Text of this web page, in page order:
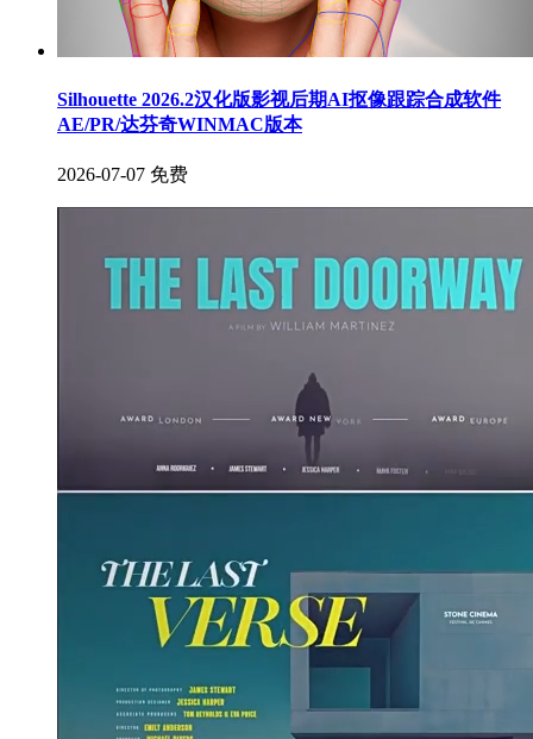
Silhouette 2026.2汉化版影视后期AI抠像跟踪合成软件
AE/PR/达芬奇WINMAC版本
2026-07-07 免费